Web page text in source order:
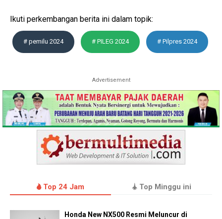
Ikuti perkembangan berita ini dalam topik:
# pemilu 2024 # PILEG 2024 # Pilpres 2024
Advertisement
Top 24 Jam Top Minggu ini
Honda New NX500 Resmi Meluncur di